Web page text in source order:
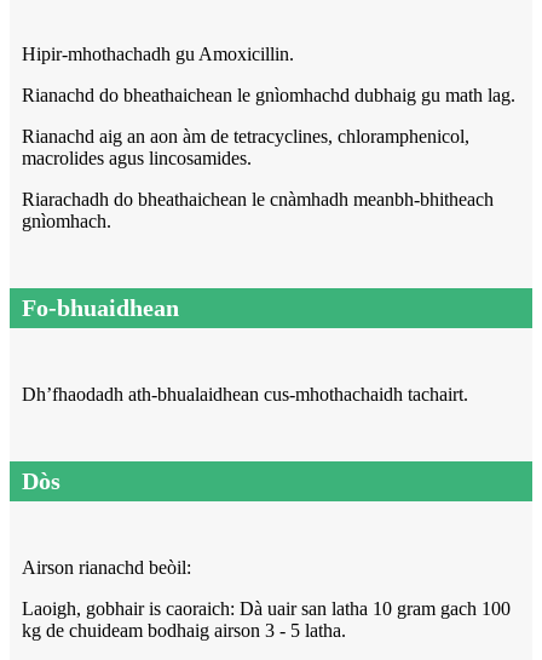
Hipir-mhothachadh gu Amoxicillin.
Rianachd do bheathaichean le gnìomhachd dubhaig gu math lag.
Rianachd aig an aon àm de tetracyclines, chloramphenicol,
macrolides agus lincosamides.
Riarachadh do bheathaichean le cnàmhadh meanbh-bhitheach
gnìomhach.
Fo-bhuaidhean
Dh’fhaodadh ath-bhualaidhean cus-mhothachaidh tachairt.
Dòs
Airson rianachd beòil:
Laoigh, gobhair is caoraich: Dà uair san latha 10 gram gach 100
kg de chuideam bodhaig airson 3 - 5 latha.